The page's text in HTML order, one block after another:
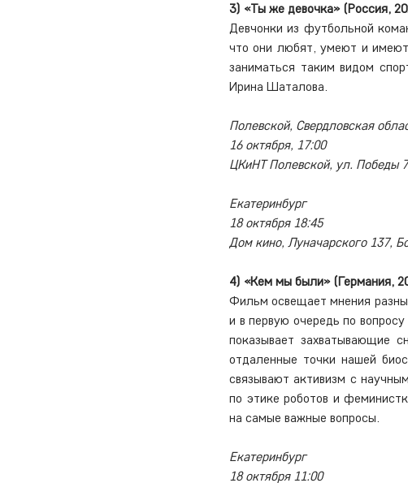
3) «Ты же девочка» (Россия,
Девчонки из футбольной
что они любят, умеют и
заниматься таким видом
Ирина Шаталова.
Полевской, Свердловская
16 октября, 17:00
ЦКиНТ Полевской, ул. Победы 7
Екатеринбург
18 октября 18:45
Дом кино, Луначарского 137,
4) «Кем мы были» (Германия,
Фильм освещает мнения
и в первую очередь по
показывает захватывающие
отдаленные точки нашей
связывают активизм с
по этике роботов и
на самые важные вопросы.
Екатеринбург
18 октября 11:00